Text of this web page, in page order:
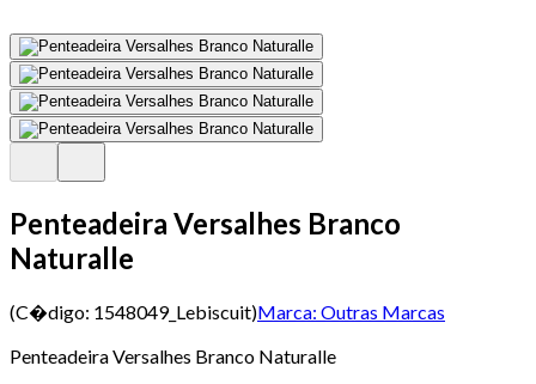
Penteadeira Versalhes Branco
Naturalle
(C�digo: 1548049_Lebiscuit)Marca: Outras Marcas
Penteadeira Versalhes Branco Naturalle